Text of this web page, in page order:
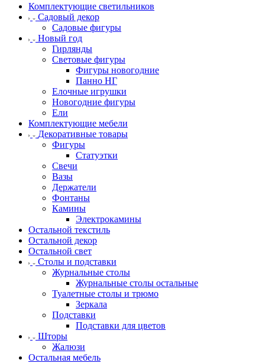
Комплектующие светильников
Садовый декор
Садовые фигуры
Новый год
Гирлянды
Световые фигуры
Фигуры новогодние
Панно НГ
Елочные игрушки
Новогодние фигуры
Ели
Комплектующие мебели
Декоративные товары
Фигуры
Статуэтки
Свечи
Вазы
Держатели
Фонтаны
Камины
Электрокамины
Остальной текстиль
Остальной декор
Остальной свет
Столы и подставки
Журнальные столы
Журнальные столы остальные
Туалетные столы и трюмо
Зеркала
Подставки
Подставки для цветов
Шторы
Жалюзи
Остальная мебель